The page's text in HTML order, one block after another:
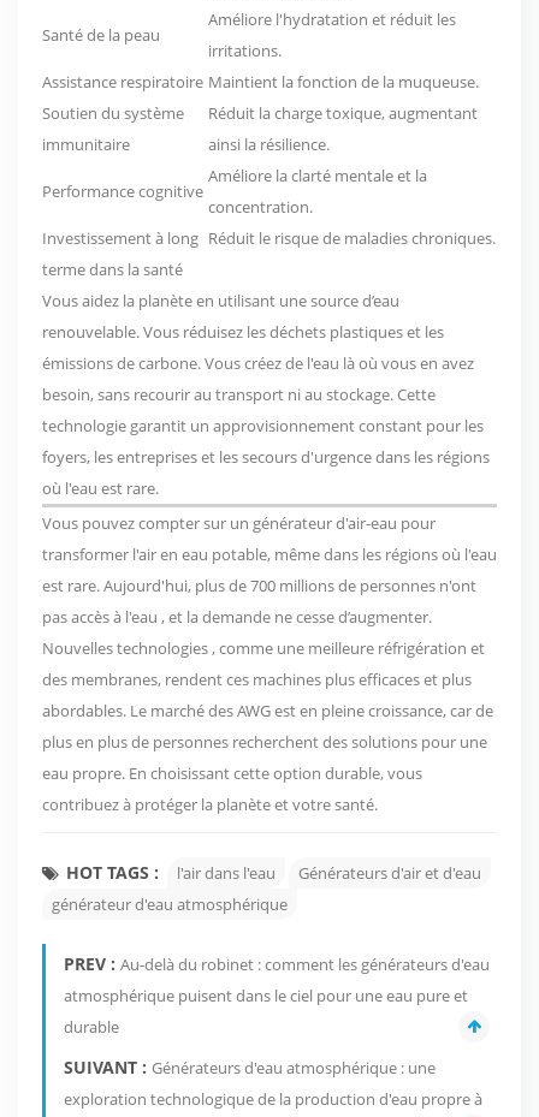
Santé de la peau
Améliore l'hydratation et réduit les
irritations.
Assistance respiratoire Maintient la fonction de la muqueuse.
Soutien du système
immunitaire
Réduit la charge toxique, augmentant
ainsi la résilience.
Performance cognitive
Améliore la clarté mentale et la
concentration.
Investissement à long
terme dans la santé
Réduit le risque de maladies chroniques.
Vous aidez la planète en utilisant une source d’eau
renouvelable.Vous réduisez les déchets plastiques et les
émissions de carbone. Vous créez de l'eau là où vous en avez
besoin, sans recourir au transport ni au stockage. Cette
technologie garantit un approvisionnement constant pour les
foyers, les entreprises et les secours d'urgence dans les régions
où l'eau est rare.
Vous pouvez compter sur un générateur d'air-eau pour
transformer l'air en eau potable, même dans les régions où l'eau
est rare. Aujourd'hui, plus de 700 millions de personnes n'ont
pas accès à l'eau , et la demande ne cesse d’augmenter.
Nouvelles technologies, comme une meilleure réfrigération et
des membranes, rendent ces machines plus efficaces et plus
abordables. Le marché des AWG est en pleine croissance, car de
plus en plus de personnes recherchent des solutions pour une
eau propre. En choisissant cette option durable, vous
contribuez à protéger la planète et votre santé.
HOT TAGS : l'air dans l'eau
Générateurs d'air et d'eau
générateur d'eau atmosphérique
PREV : Au-delà du robinet : comment les générateurs d'eau
atmosphérique puisent dans le ciel pour une eau pure et
durable
SUIVANT : Générateurs d'eau atmosphérique : une
exploration technologique de la production d'eau propre à